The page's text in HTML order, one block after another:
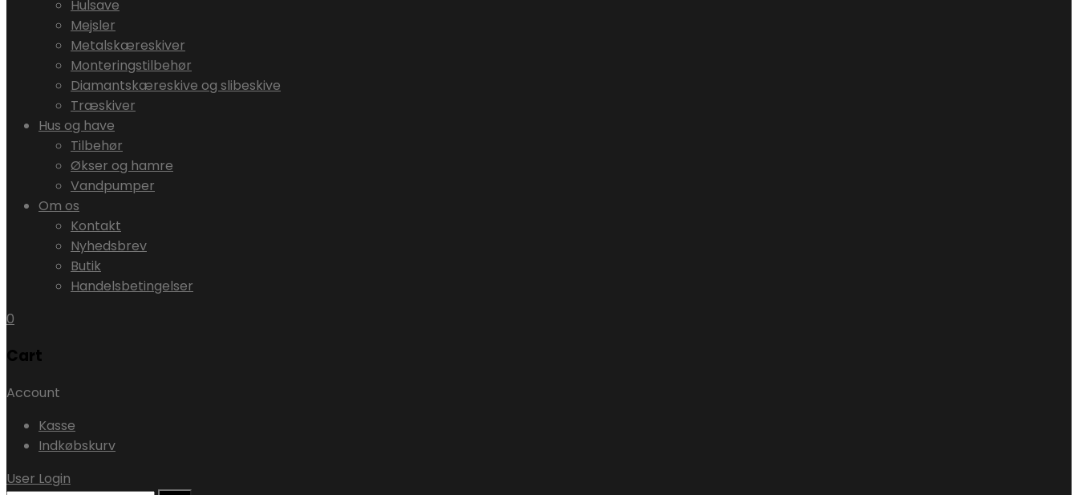
Hulsave
Mejsler
Metalskæreskiver
Monteringstilbehør
Diamantskæreskive og slibeskive
Træskiver
Hus og have
Tilbehør
Økser og hamre
Vandpumper
Om os
Kontakt
Nyhedsbrev
Butik
Handelsbetingelser
0
Cart
Account
Kasse
Indkøbskurv
User Login